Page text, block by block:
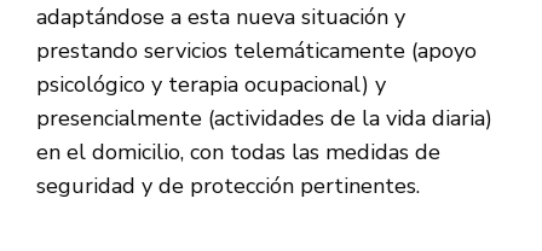
adaptándose a esta nueva situación y
prestando servicios telemáticamente (apoyo
psicológico y terapia ocupacional) y
presencialmente (actividades de la vida diaria)
en el domicilio, con todas las medidas de
seguridad y de protección pertinentes.